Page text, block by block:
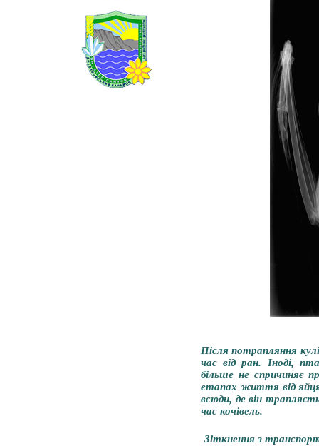
Після потрапляння
час від ран. Іноді,
більше не спричиняє
етапах життя від
всюди, де він
час кочівель.
Зіткнення з